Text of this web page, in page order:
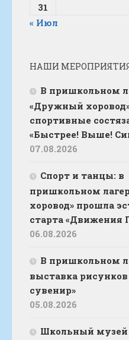
31
« Июл
НАШИ
В пришкольном
«Дружный
спортивные
«Быстрее! Выше!
07.08.2026
Спорт и танцы: в
пришкольном
хоровод» прошла
старта «Движения
06.08.2026
В пришкольном
выставка
сувенир»
05.08.2026
Школьный